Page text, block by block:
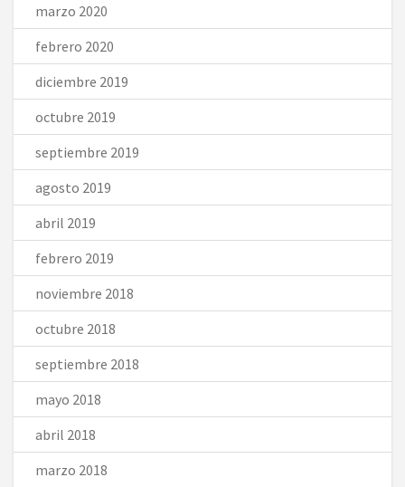
marzo 2020
febrero 2020
diciembre 2019
octubre 2019
septiembre 2019
agosto 2019
abril 2019
febrero 2019
noviembre 2018
octubre 2018
septiembre 2018
mayo 2018
abril 2018
marzo 2018